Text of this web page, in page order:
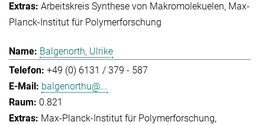
Arbeitskreis Synthese von Makromolekuelen Max-
Planck-Institut für Polymerforschung
Balgenorth, Ulrike
+49 (0) 6131 / 379 - 587
balgenorthu@...
0.821
Max-Planck-Institut für Polymerforschung